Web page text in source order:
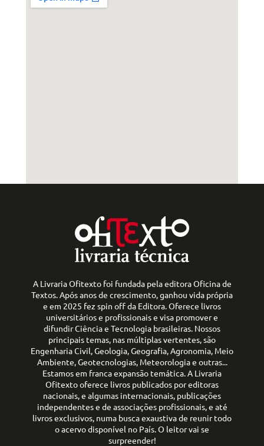
A Livraria Ofitexto foi fundada pela editora Oficina de
Textos. Após anos de crescimento, ganhou vida própria
e em 2025 fez spin off da Editora. Oferece livros
universitários e profissionais e visa promover e
difundir Ciência e Tecnologia brasileiras. Nossos
principais temas, nas múltiplas vertentes, são
Engenharia Civil, Geologia, Geografia, Agronomia, Meio
Ambiente, Geotecnologias, Meteorologia e outras...
Estamos em franca expansão temática. A Livraria
Ofitexto oferece livros publicados por editoras
nacionais, e algumas internacionais, publicações
independentes e de associações profissionais, e até
livros exclusivos, numa busca exaustiva de reunir todo
o acervo disponível no País. O leitor vai se
surpreender!